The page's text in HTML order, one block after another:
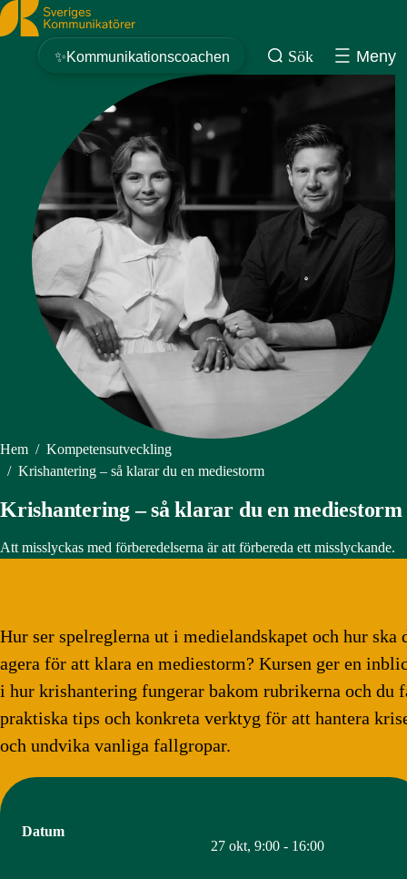
Sveriges Kommunikatörer
✨Kommunikationscoachen Sök Meny
Hem / Kompetensutveckling
/ Krishantering – så klarar du en mediestorm
Krishantering – så klarar du en mediestorm
Att misslyckas med förberedelserna är att förbereda ett misslyckande.
Hur ser spelreglerna ut i medielandskapet och hur ska
agera för att klara en mediestorm? Kursen ger en
i hur krishantering fungerar bakom rubrikerna och du
praktiska tips och konkreta verktyg för att hantera
och undvika vanliga fallgropar.
Datum
27 okt, 9:00 - 16:00